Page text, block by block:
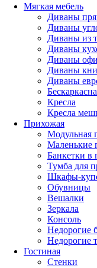
Мягкая мебель
Диваны
Диваны
Диваны из
Диваны
Диваны
Диваны
Диваны
Кресла
Кресла
Прихожая
Модульная
Маленькие
Банкетки
Тумба для
Шкафы-
Обувницы
Вешалки
Зеркала
Консоль
Недорогие
Недорогие
Гостиная
Стенки